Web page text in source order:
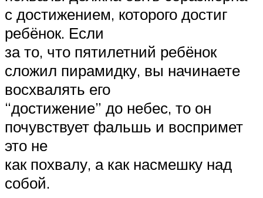
с достижением, которого достиг
ребёнок. Если
за то, что пятилетний ребёнок
сложил пирамидку, вы начинаете
восхвалять его
“достижение” до небес, то он
почувствует фальшь и воспримет
это не
как похвалу, а как насмешку над
собой.